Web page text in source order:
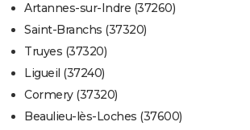
Artannes-sur-Indre (37260)
Saint-Branchs (37320)
Truyes (37320)
Ligueil (37240)
Cormery (37320)
Beaulieu-lès-Loches (37600)